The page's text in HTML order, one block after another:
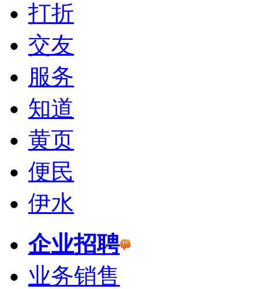
打折
交友
服务
知道
黄页
便民
伊水
企业招聘
业务销售